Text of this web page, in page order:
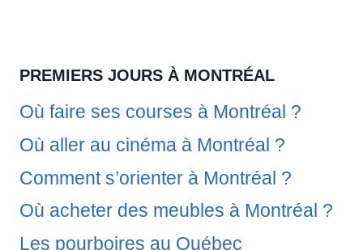
PREMIERS JOURS À MONTRÉAL
Où faire ses courses à Montréal ?
Où aller au cinéma à Montréal ?
Comment s’orienter à Montréal ?
Où acheter des meubles à Montréal ?
Les pourboires au Québec